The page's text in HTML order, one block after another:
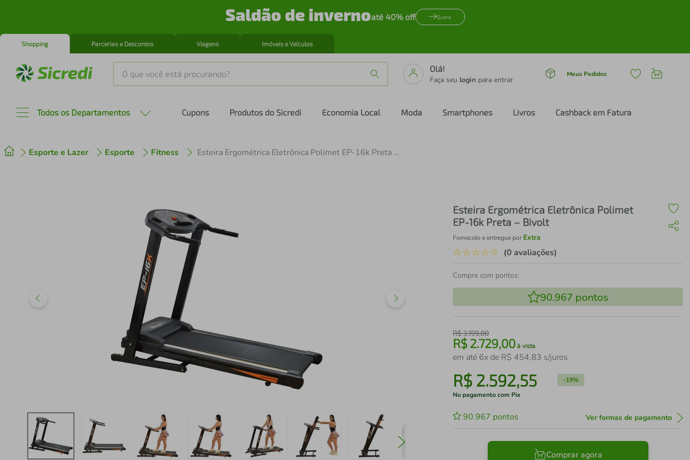
Saldão de invernoaté 40% off Quero
Shopping Parcerias e Descontos Viagens Imóveis e Veículos
O que você está procurando?
Olá!
Faça seu login para entrar
Meus Pedidos
Todos os Departamentos Cupons Produtos do Sicredi Economia Local Moda Smartphones Livros Cashback em Fatura
Esporte e Lazer Esporte Fitness Esteira Ergométrica Eletrônica Polimet EP-16k Preta – Bivolt
Esteira Ergométrica Eletrônica Polimet
EP-16k Preta – Bivolt
Fornecido e entregue por Extra
☆☆☆☆☆ (0 avaliações)
Compre com pontos:
90.967 pontos
R$3.199,00
R$2.729,00 à vista
em até 6x de R$ 454,83 s/juros
R$ 2.592,55 -19%
No pagamento com Pix
90.967 pontos Ver formas de pagamento
Comprar agora
2 º cafeteira
air fryer